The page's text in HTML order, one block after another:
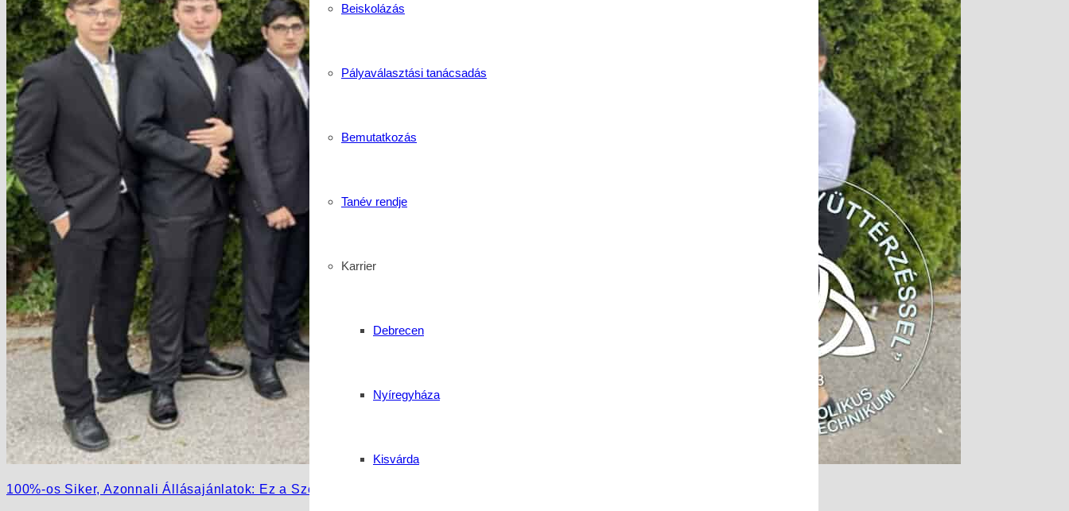
Beiskolázás
Pályaválasztási tanácsadás
Bemutatkozás
Tanév rendje
Karrier
Debrecen
Nyíregyháza
Kisvárda
100%-os Siker, Azonnali Állásajánlatok: Ez a Szent Bazil Kereskedelmi Képzése!